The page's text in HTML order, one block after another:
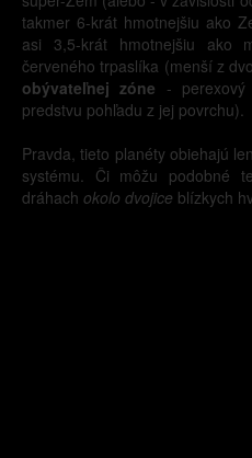
takmer 6-krát hmotnejšiu ako
asi 3,5-krát hmotnejšiu ako
červeného trpaslíka (menší z
obývateľnej zóne - perexový
predstvu pohľadu z jej povrchu).
Pravda, tieto planéty obiehajú
systému. Či môžu podobné
dráhach okolo dvojice blízkych